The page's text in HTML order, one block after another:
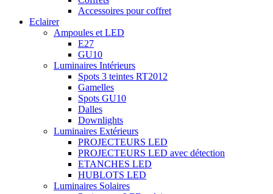
Accessoires pour coffret
Eclairer
Ampoules et LED
E27
GU10
Luminaires Intérieurs
Spots 3 teintes RT2012
Gamelles
Spots GU10
Dalles
Downlights
Luminaires Extérieurs
PROJECTEURS LED
PROJECTEURS LED avec détection
ETANCHES LED
HUBLOTS LED
Luminaires Solaires